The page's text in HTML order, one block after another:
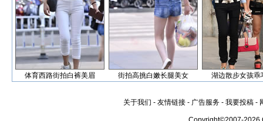
体育西路街拍白裤美眉 街拍高挑白嫩长腿美女 湖边散步女孩乖
关于我们 - 友情链接 - 广告服务 - 我要投稿 -